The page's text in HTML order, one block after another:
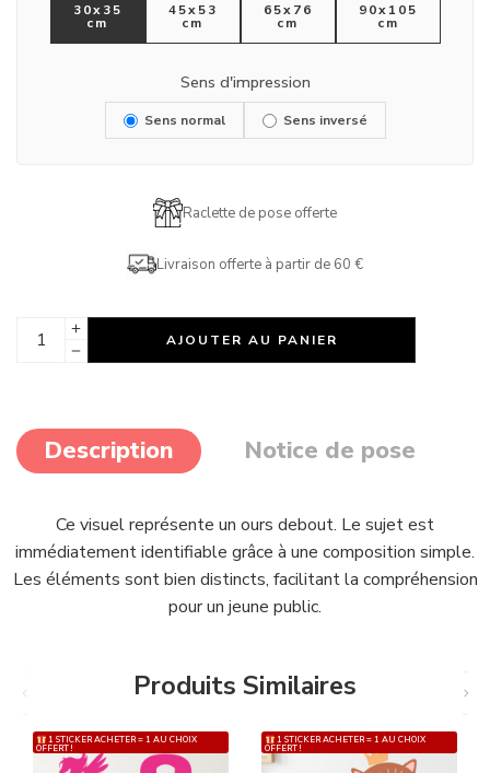
30x35
cm
45x53
cm
65x76
cm
90x105
cm
Sens d'impression
Sens normal Sens inversé
Raclette de pose offerte
Livraison offerte à partir de 60 €
AJOUTER AU PANIER
Description Notice de pose
Ce visuel représente un ours debout. Le sujet est
immédiatement identifiable grâce à une composition simple.
Les éléments sont bien distincts, facilitant la compréhension
pour un jeune public.
Produits Similaires
1 STICKER ACHETER = 1 AU CHOIX
OFFERT !
1 STICKER ACHETER = 1 AU CHOIX
OFFERT !